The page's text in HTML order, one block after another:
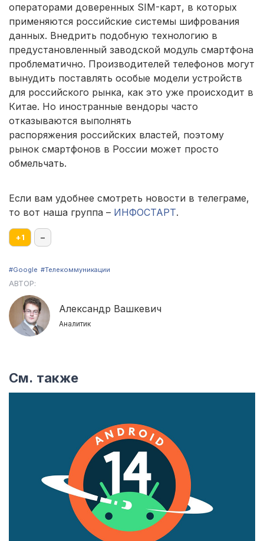
операторами доверенных SIM-карт, в которых
применяются российские системы шифрования
данных. Внедрить подобную технологию в
предустановленный заводской модуль смартфона
проблематично. Производителей телефонов могут
вынудить поставлять особые модели устройств
для российского рынка, как это уже происходит в
Китае. Но иностранные вендоры часто
отказываются выполнять
распоряжения российских властей, поэтому
рынок смартфонов в России может просто
обмельчать.
Если вам удобнее смотреть новости в телеграме,
то вот наша группа – ИНФОСТАРТ.
+1 –
#Google #Телекоммуникации
АВТОР:
Александр Вашкевич
Аналитик
См. также